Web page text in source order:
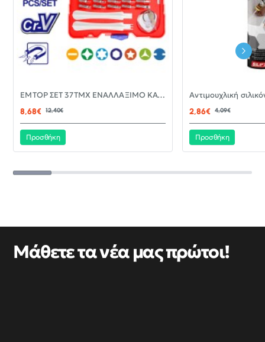
-30%EMTOP ΣΕΤ 37ΤΜΧ ΕΝΑΛΛΑΞΙΜΟ ΚΑΤΣΑΒΙΔΙ ΜΕ ΜΥΤΕΣ EBST03702
8,68€
12,40€
Προσθήκη
2,86€ 4,09€
Προσθήκη
Μάθετε τα νέα μας πρώτοι!